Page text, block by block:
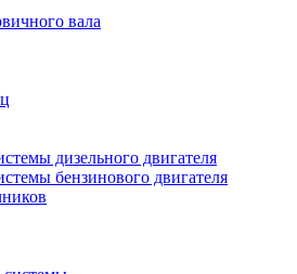
вала
дизельного двигателя
бензинового двигателя